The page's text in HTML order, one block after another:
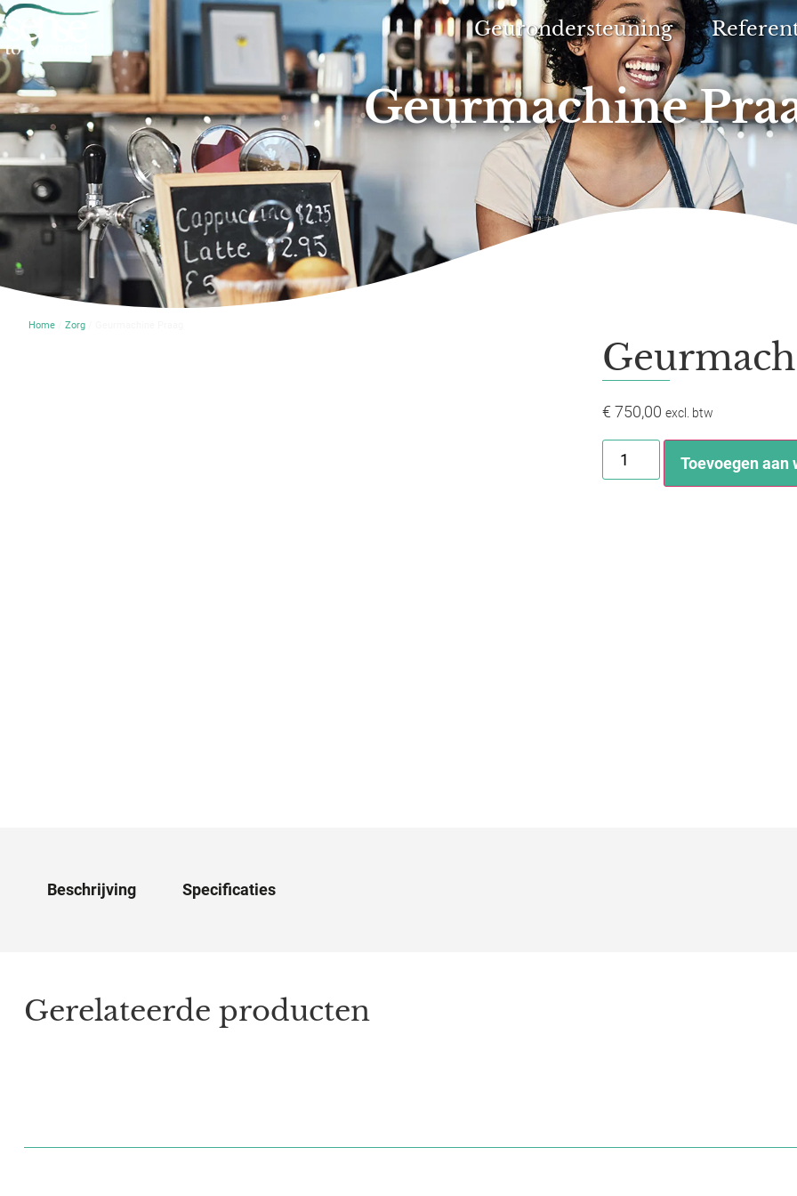
Geurondersteuning
Geurmachine
Home Zorg
€ 750,00 excl. btw
Toevoegen aan
Beschrijving Specificaties
Gerelateerde producten